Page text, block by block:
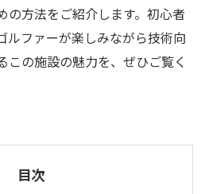
の方法をご紹介します。初心者
ルファーが楽しみながら技術向
この施設の魅力を、ぜひご覧く
目次